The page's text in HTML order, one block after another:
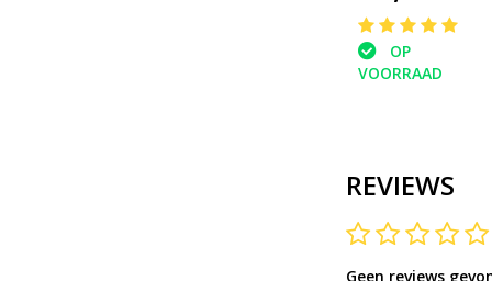
OP
VOORRAAD
REVIEWS
Geen reviews